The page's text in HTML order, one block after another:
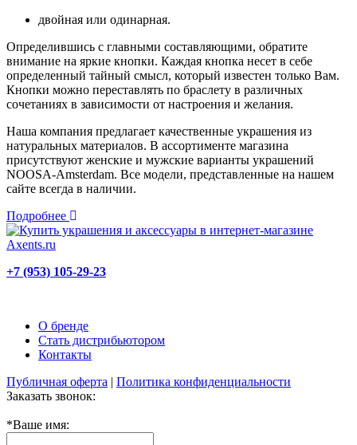
двойная или одинарная.
Определившись с главными составляющими, обратите
внимание на яркие кнопки. Каждая кнопка несет в себе
определенный тайный смысл, который известен только Вам.
Кнопки можно переставлять по браслету в различных
сочетаниях в зависимости от настроения и желания.
Наша компания предлагает качественные украшения из
натуральных материалов. В ассортименте магазина
присутствуют женские и мужские варианты украшений
NOOSA-Amsterdam. Все модели, представленные на нашем
сайте всегда в наличии.
Подробнее
+7 (953) 105-29-23
О бренде
Стать дистрибьютором
Контакты
Публичная оферта | Политика конфиденциальности
Заказать звонок:
*Ваше имя: